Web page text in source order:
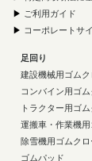
▶ ご利用ガイド
▶ コーポレートサ
足回り
建設機械用ゴムク
コンバイン用ゴ
トラクター用ゴ
運搬車・作業機
除雪機用ゴムクロ
ゴムパッド